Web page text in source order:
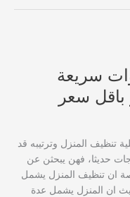
سريعة
سعر
المنزل وترتيبه قد
حديثا، فهن يبحثن عن
ان تنظيف المنزل يشمل
ان المنزل يشمل عدة